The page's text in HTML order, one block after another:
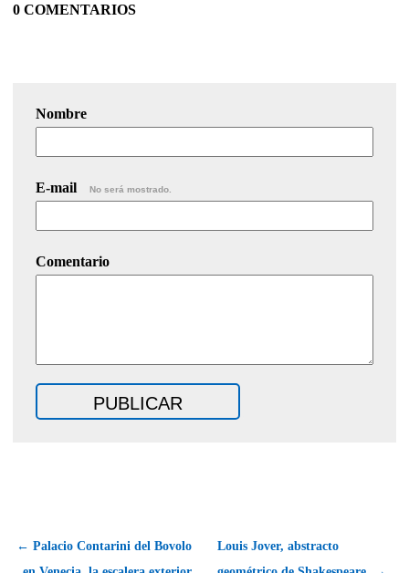
0 COMENTARIOS
Nombre
E-mail No será mostrado.
Comentario
← Palacio Contarini del Bovolo
Louis Jover, abstracto